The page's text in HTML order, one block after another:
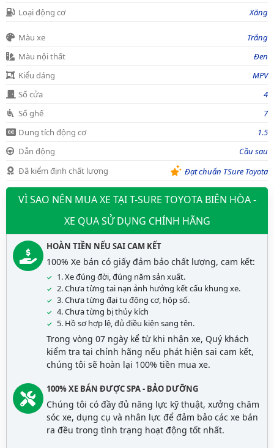
Loại động cơ
Xăng
Màu xe
Trắng
Màu nội thất
Đen
Kiểu dáng
MPV
Số cửa
4
Số ghế
7
Dung tích động cơ
1.5
Dẫn động
Cầu sau
Đã kiểm định chất lượng
Đạt chuẩn TSure Toyota
VÌ SAO NÊN MUA XE TẠI T-SURE TOYOTA BIÊN HÒA -
XE QUA SỬ DỤNG CHÍNH HÃNG
HOÀN TIỀN NẾU SAI CAM KẾT
100% Xe bán có giấy đảm bảo chất lượng, cam kết:
1. Xe đúng đời, đúng năm sản xuất.
2. Chưa từng tai nạn ảnh hưởng kết cấu khung xe.
3. Chưa từng đại tu động cơ, hộp số.
4. Chưa từng bị thủy kích
5. Hồ sơ hợp lệ, đủ điều kiện sang tên.
Trong vòng 07 ngày kể từ khi nhận xe, Quý khách
kiểm tra tại chính hãng nếu phát hiện sai cam kết,
chúng tôi sẽ hoàn lại 100% tiền mua xe.
100% XE BÁN ĐƯỢC SPA - BẢO DƯỠNG
Chúng tôi có đầy đủ năng lực kỹ thuật, xưởng chăm
sóc xe, dụng cụ và nhân lực để đảm bảo các xe bán
ra đều trong tình trạng hoạt động tốt nhất.